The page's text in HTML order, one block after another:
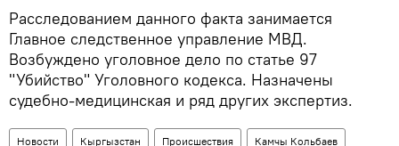
Расследованием данного факта занимается
Главное следственное управление МВД.
Возбуждено уголовное дело по статье 97
"Убийство" Уголовного кодекса. Назначены
судебно-медицинская и ряд других экспертиз.
Новости Кыргызстан Происшествия Камчы Кольбаев